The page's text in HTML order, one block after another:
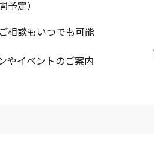
予定）
相談もいつでも可能
やイベントのご案内